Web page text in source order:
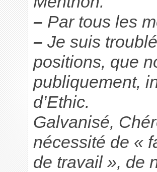
– Par tous les
– Je suis
positions, que
publiquement,
d’Ethic.
Galvanisé,
nécessité de «
de travail », de